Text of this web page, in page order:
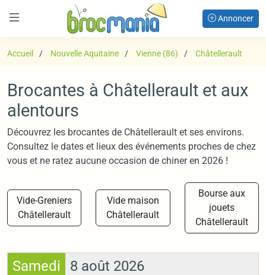
Annoncer
Accueil Nouvelle Aquitaine Vienne (86) Châtellerault
Brocantes à Châtellerault et aux
alentours
Découvrez les brocantes de Châtellerault et ses environs.
Consultez le dates et lieux des événements proches de chez
vous et ne ratez aucune occasion de chiner en 2026 !
Vide-Greniers
Châtellerault
Vide maison
Châtellerault
Bourse aux
jouets
Châtellerault
Samedi 8 août 2026